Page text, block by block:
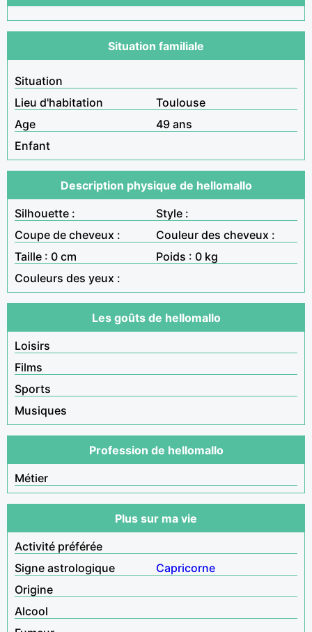
Situation familiale
Situation
Lieu d'habitation
Toulouse
Age
49 ans
Enfant
Description physique de hellomallo
Silhouette :
Style :
Coupe de cheveux :
Couleur des cheveux :
Taille : 0 cm
Poids : 0 kg
Couleurs des yeux :
Les goûts de hellomallo
Loisirs
Films
Sports
Musiques
Profession de hellomallo
Métier
Plus sur ma vie
Activité préférée
Signe astrologique
Capricorne
Origine
Alcool